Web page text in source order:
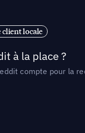
locale
à la place ?
compte pour la